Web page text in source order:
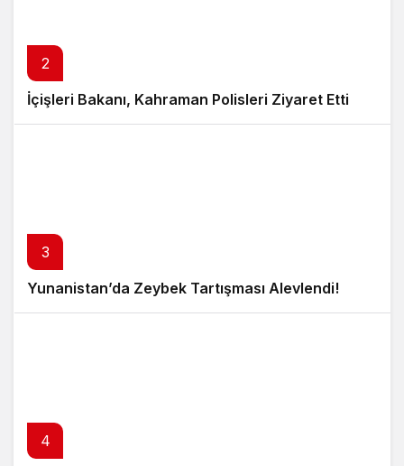
2
İçişleri Bakanı, Kahraman Polisleri Ziyaret Etti
3
Yunanistan’da Zeybek Tartışması Alevlendi!
4